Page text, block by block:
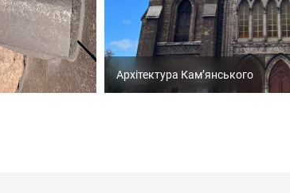
Архітектура Кам’янського